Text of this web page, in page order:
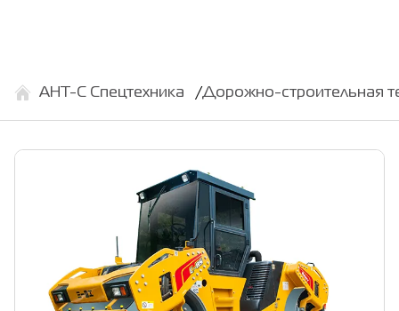
АНТ-С Спецтехника Дорожно-строительная